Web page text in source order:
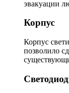
эвакуации
Корпус
Корпус
позволило